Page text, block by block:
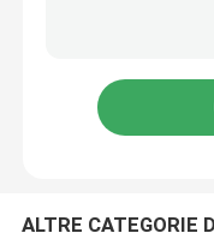
Motore DC ad
ALTRE CATEGORIE